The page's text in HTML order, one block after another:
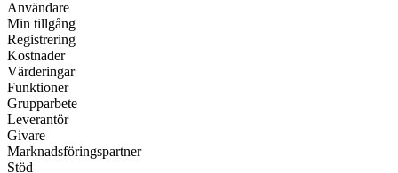
Användare
Min tillgång
Registrering
Kostnader
Värderingar
Funktioner
Grupparbete
Leverantör
Givare
Marknadsföringspartner
Stöd